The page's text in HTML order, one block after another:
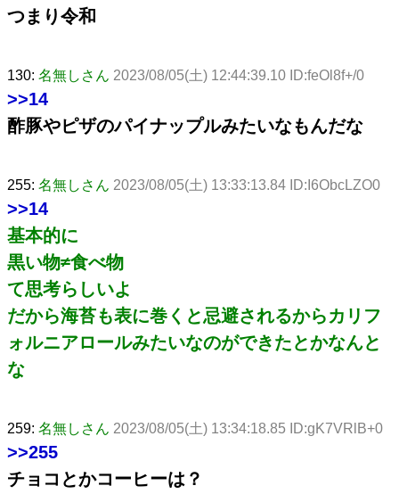
つまり令和
130: 名無しさん 2023/08/05(土) 12:44:39.10 ID:feOl8f+/0
>>14
酢豚やピザのパイナップルみたいなもんだな
255: 名無しさん 2023/08/05(土) 13:33:13.84 ID:I6ObcLZO0
>>14
基本的に
黒い物≠食べ物
て思考らしいよ
だから海苔も表に巻くと忌避されるからカリフ
ォルニアロールみたいなのができたとかなんと
な
259: 名無しさん 2023/08/05(土) 13:34:18.85 ID:gK7VRlB+0
>>255
チョコとかコーヒーは？